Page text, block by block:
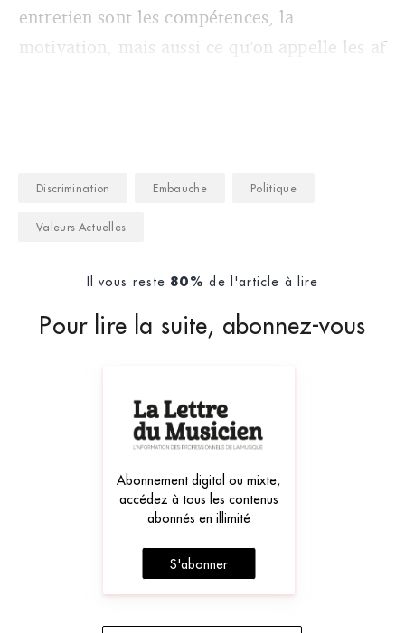
entretien sont les compétences, la
motivation, mais aussi ce qu’on appelle les af
Discrimination Embauche Politique
Valeurs Actuelles
Il vous reste 80% de l'article à lire
Pour lire la suite, abonnez-vous
Abonnement digital ou mixte,
accédez à tous les contenus
abonnés en illimité
S'abonner